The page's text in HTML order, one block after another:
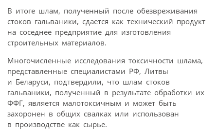
В итоге шлам, полученный после обезвреживания
стоков гальваники, сдается как технический продукт
на соседнее предприятие для изготовления
строительных материалов.
Многочисленные исследования токсичности шлама,
представленные специалистами РФ, Литвы
и Беларуси, подтвердили, что шлам стоков
гальваники, полученный в результате обработки их
ФФГ, является малотоксичным и может быть
захоронен в общих свалках или использован
в производстве как сырье.